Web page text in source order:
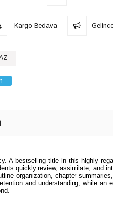
Kargo Bedava
A bestselling title in this highly
quickly review, assimilate, and
organization, chapter
and understanding, while an